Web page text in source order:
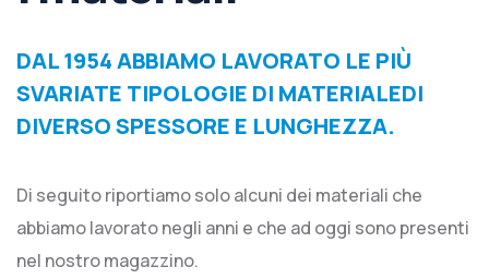
DAL 1954 ABBIAMO LAVORATO LE PIÙ
SVARIATE TIPOLOGIE DI MATERIALEDI
DIVERSO SPESSORE E LUNGHEZZA.
Di seguito riportiamo solo alcuni dei materiali che
abbiamo lavorato negli anni e che ad oggi sono presenti
nel nostro magazzino.